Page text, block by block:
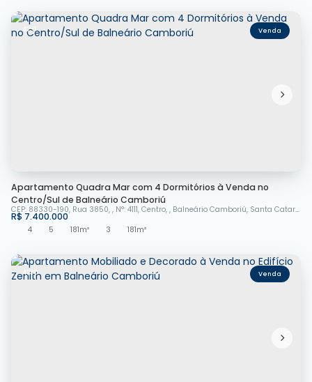
4231
Apartamento Quadra Mar com 4 Dormitórios à Venda no
Centro/Sul de Balneário Camboriú
R$ 7.400.000
CEP: 88330-190, Rua 3850 , N°: 4111, Centro , Balneário Camboriú, Santa Catarina
4
5 181m² 3 181m²
4250